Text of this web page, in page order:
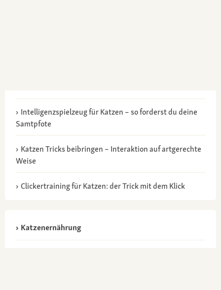
Intelligenzspielzeug für Katzen – so forderst du deine
Samtpfote
Katzen Tricks beibringen – Interaktion auf artgerechte
Weise
Clickertraining für Katzen: der Trick mit dem Klick
Katzenernährung